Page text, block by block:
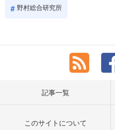
野村総合研究所
記事一覧
このサイトについて